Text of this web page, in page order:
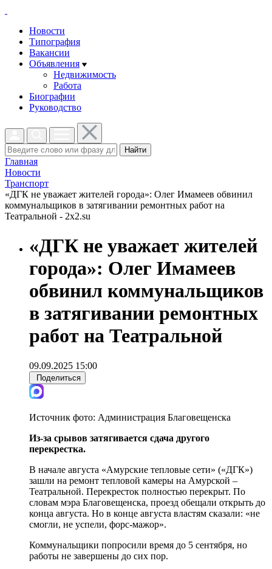
Новости
Типография
Вакансии
Объявления
Недвижимость
Работа
Биографии
Руководство
Найти
Главная
Новости
Транспорт
«ДГК не уважает жителей города»: Олег Имамеев обвинил
коммунальщиков в затягивании ремонтных работ на
Театральной - 2x2.su
«ДГК не уважает жителей
города»: Олег Имамеев
обвинил коммунальщиков
в затягивании ремонтных
работ на Театральной
09.09.2025 15:00
Поделиться
Источник фото: Администрация Благовещенска
Из-за срывов затягивается сдача другого
перекрестка.
В начале августа «Амурские тепловые сети» («ДГК»)
зашли на ремонт тепловой камеры на Амурской –
Театральной. Перекресток полностью перекрыт. По
словам мэра Благовещенска, проезд обещали открыть до
конца августа. Но в конце августа властям сказали: «не
смогли, не успели, форс-мажор».
Коммунальщики попросили время до 5 сентября, но
работы не завершены до сих пор.